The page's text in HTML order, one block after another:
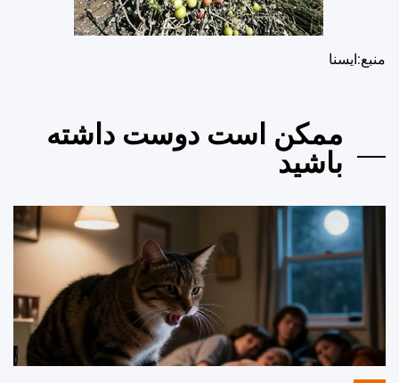
منبع:ایسنا
ممکن است دوست داشته
باشید